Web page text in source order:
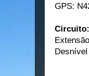
GPS: N
Circuito: